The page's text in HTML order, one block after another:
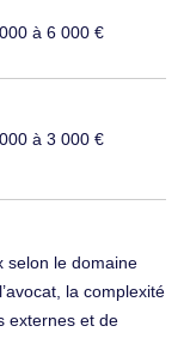
à 6 000 €
à 3 000 €
selon le domaine
la complexité
externes et de